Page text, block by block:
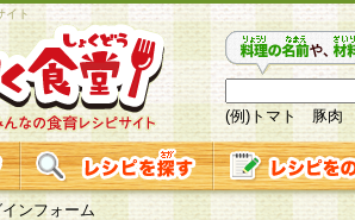
イト
(例)トマト 豚肉
ンフォーム